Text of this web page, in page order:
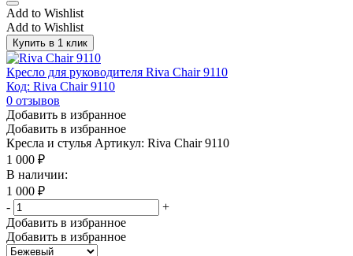
Add to Wishlist
Add to Wishlist
Купить в 1 клик
Кресло для руководителя Riva Chair 9110
Код: Riva Chair 9110
0 отзывов
Добавить в избранное
Добавить в избранное
Кресла и стулья Артикул: Riva Chair 9110
1 000 ₽
В наличии:
1 000 ₽
-
+
Добавить в избранное
Добавить в избранное